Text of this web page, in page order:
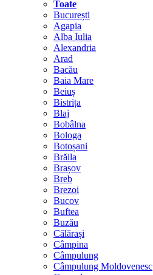
Toate
București
Agapia
Alba Iulia
Alexandria
Arad
Bacău
Baia Mare
Beiuș
Bistrița
Blaj
Bobâlna
Bologa
Botoșani
Brăila
Brașov
Breb
Brezoi
Bucov
Buftea
Buzău
Călărași
Câmpina
Câmpulung
Câmpulung Moldovenesc